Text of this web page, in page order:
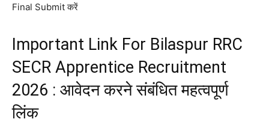
Final Submit करें
Important Link For Bilaspur RRC
SECR Apprentice Recruitment
2026 : आवेदन करने संबंधित महत्वपूर्ण
लिंक